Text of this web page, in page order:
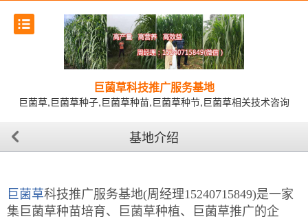
巨菌草科技推广服务基地
巨菌草,巨菌草种子,巨菌草种苗,巨菌草种节,巨菌草相关技术咨询
基地介绍
巨菌草科技推广服务基地(周经理15240715849)是一家
集巨菌草种苗培育、
巨菌草种植、巨菌草推广的企